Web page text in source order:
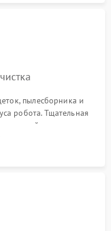
пылесборника и
робота. Тщательная
и плат от
животных с